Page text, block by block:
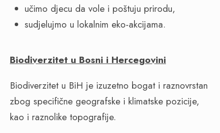
učimo djecu da vole i poštuju prirodu,
sudjelujmo u lokalnim eko-akcijama.
Biodiverzitet u Bosni i Hercegovini
Biodiverzitet u BiH je izuzetno bogat i raznovrstan
zbog specifične geografske i klimatske pozicije,
kao i raznolike topografije.